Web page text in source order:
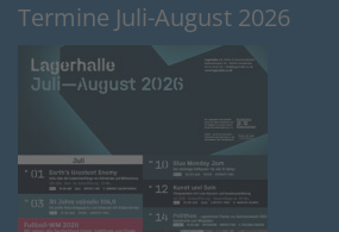
Termine Juli-August 2026